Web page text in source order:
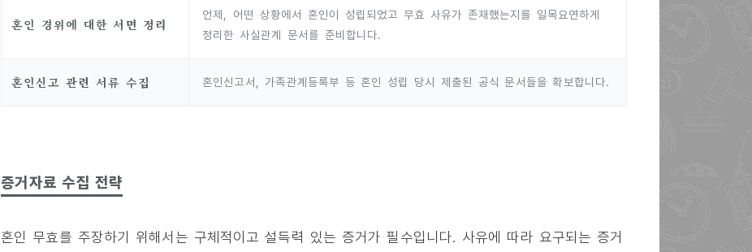
혼인 경위에 대한 서면 정리
언제, 어떤 상황에서 혼인이 성립되었고 무효 사유가 존재했는지를 일목요연하게
정리한 사실관계 문서를 준비합니다.
혼인신고 관련 서류 수집 혼인신고서, 가족관계등록부 등 혼인 성립 당시 제출된 공식 문서들을 확보합니다.
증거자료 수집 전략
혼인 무효를 주장하기 위해서는 구체적이고 설득력 있는 증거가 필수입니다. 사유에 따라 요구되는 증거